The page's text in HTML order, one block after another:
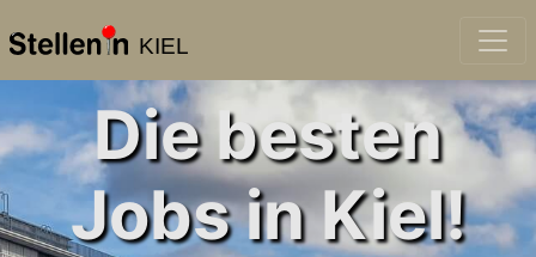
KIEL
Die besten
Jobs in Kiel!